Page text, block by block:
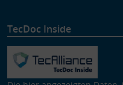
TecDoc Inside